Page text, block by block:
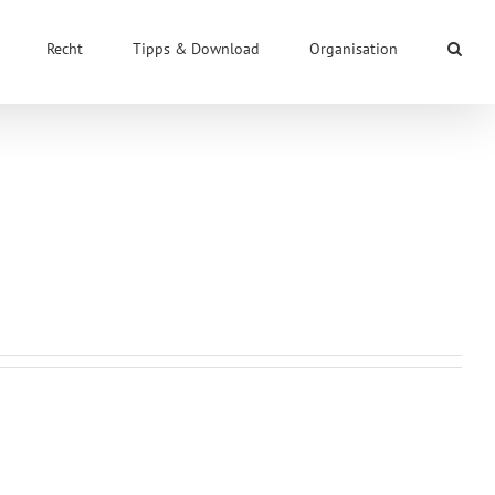
Recht Tipps & Download Organisation